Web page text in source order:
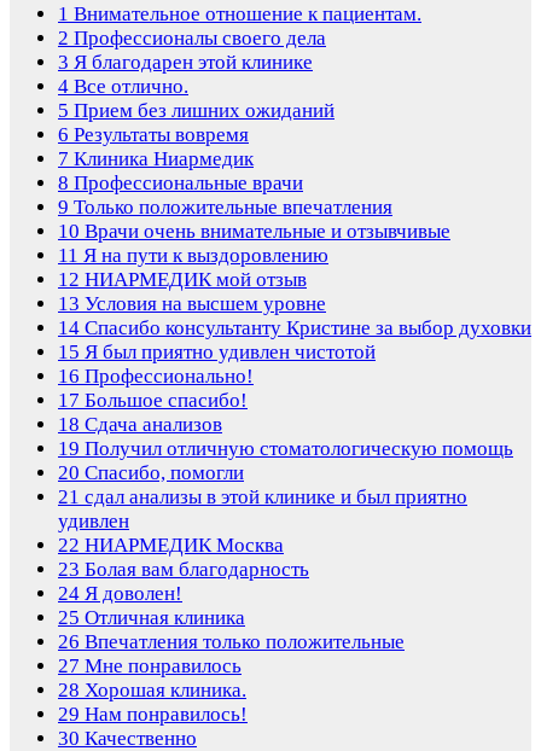
1 Внимательное отношение к пациентам.
2 Профессионалы своего дела
3 Я благодарен этой клинике
4 Все отлично.
5 Прием без лишних ожиданий
6 Результаты вовремя
7 Клиника Ниармедик
8 Профессиональные врачи
9 Только положительные впечатления
10 Врачи очень внимательные и отзывчивые
11 Я на пути к выздоровлению
12 НИАРМЕДИК мой отзыв
13 Условия на высшем уровне
14 Спасибо консультанту Кристине за выбор духовки
15 Я был приятно удивлен чистотой
16 Профессионально!
17 Большое спасибо!
18 Сдача анализов
19 Получил отличную стоматологическую помощь
20 Спасибо, помогли
21 сдал анализы в этой клинике и был приятно
удивлен
22 НИАРМЕДИК Москва
23 Болая вам благодарность
24 Я доволен!
25 Отличная клиника
26 Впечатления только положительные
27 Мне понравилось
28 Хорошая клиника.
29 Нам понравилось!
30 Качественно